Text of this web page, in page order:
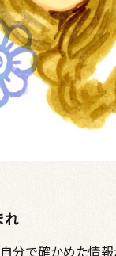
れ
分で確かめた情